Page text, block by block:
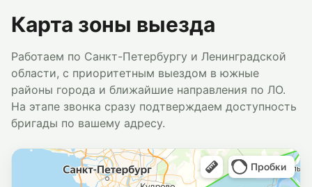
Карта зоны выезда
Работаем по Санкт-Петербургу и Ленинградской
области, с приоритетным выездом в южные
районы города и ближайшие направления по ЛО.
На этапе звонка сразу подтверждаем доступность
бригады по вашему адресу.